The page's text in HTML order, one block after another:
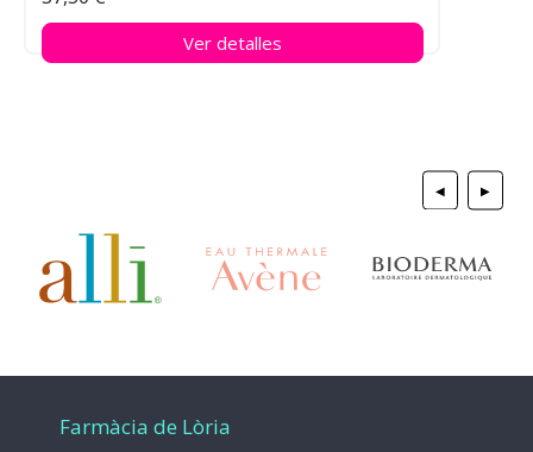
Ver detalles
◀ ▶
Farmàcia de Lòria